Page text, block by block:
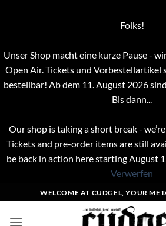
Folks!
Unser Shop macht eine kurze Pause -
Open Air. Tickets und
bestellbar! Ab dem 11. August 2026
Bis dann...
Our shop is taking a short break -
Tickets and pre-order items are still
be back in action here starting August
Verwerfen
Inhalt
springen
WELCOME AT CUDGEL, YOUR